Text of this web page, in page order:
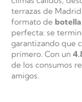
terrazas de Madrid
formato de botella
perfecta: se
garantizando que
primero. Con un
de los consumos
amigos.